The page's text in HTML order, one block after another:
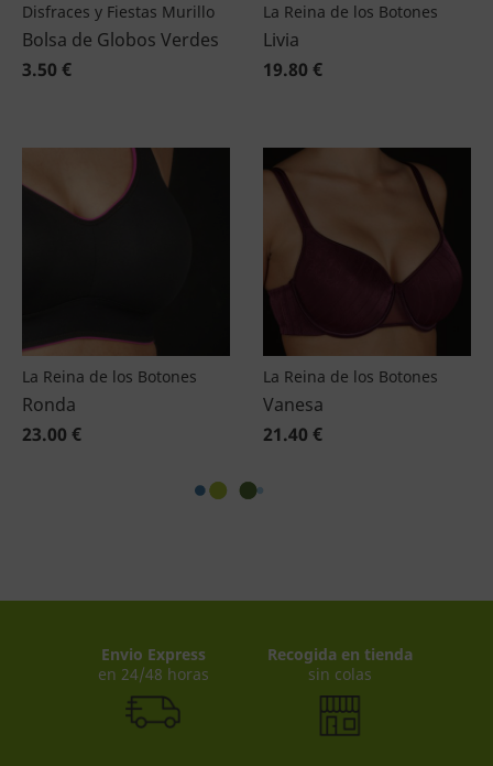
Disfraces y Fiestas Murillo
Bolsa de Globos Verdes
3.50 €
La Reina de los Botones
Livia
19.80 €
La Reina de los Botones
Ronda
23.00 €
La Reina de los Botones
Vanesa
21.40 €
Envio Express
en 24/48 horas
Recogida en tienda
sin colas